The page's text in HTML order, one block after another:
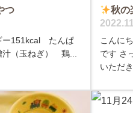
つ
ー151kcal たんぱ
（玉ねぎ） 鶏...
秋の
こんに
です さ
いただ